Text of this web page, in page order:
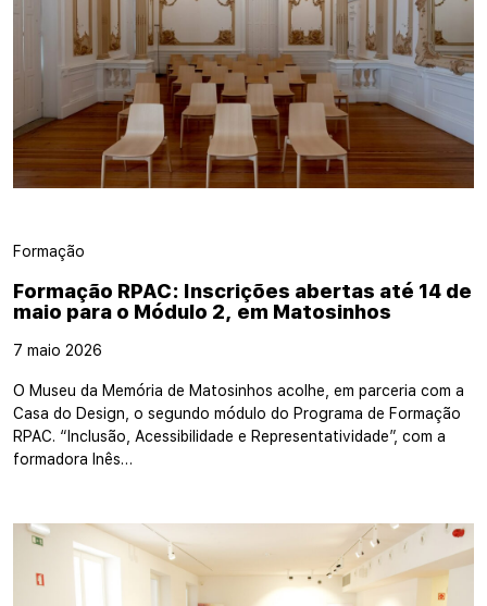
Formação
Formação RPAC: Inscrições abertas até 14 de
maio para o Módulo 2, em Matosinhos
7 maio 2026
O Museu da Memória de Matosinhos acolhe, em parceria com a
Casa do Design, o segundo módulo do Programa de Formação
RPAC. “Inclusão, Acessibilidade e Representatividade”, com a
formadora Inês…